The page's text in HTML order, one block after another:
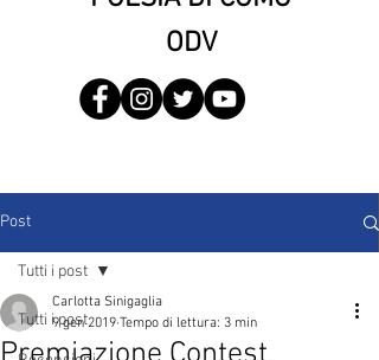
ODV
Post
Tutti i post
Tutti i post
Carlotta Sinigaglia
9 gen 2019 Tempo di lettura: 3 min